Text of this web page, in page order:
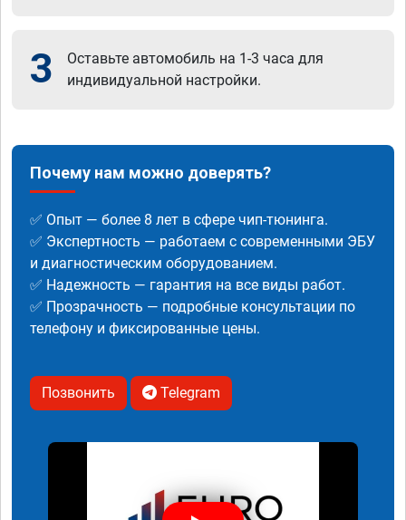
3
Оставьте автомобиль на 1-3 часа для
индивидуальной настройки.
Почему нам можно доверять?
✅ Опыт — более 8 лет в сфере чип-тюнинга.
✅ Экспертность — работаем с современными ЭБУ
и диагностическим оборудованием.
✅ Надежность — гарантия на все виды работ.
✅ Прозрачность — подробные консультации по
телефону и фиксированные цены.
Позвонить Telegram